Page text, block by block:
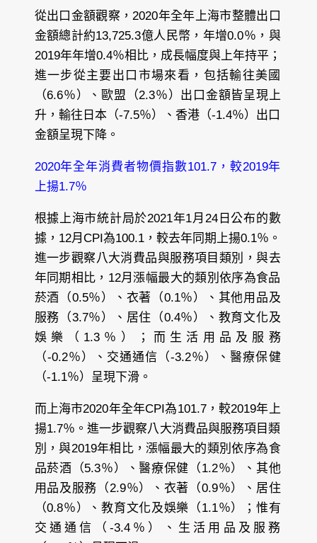
從出口金額觀察，2020年全年上海市整體出口
金額總計約13,725.3億人民幣，年增0.0％，與
2019年年增0.4％相比，成長幅度與上年持平；
進一步從主要出口市場來看，包括輸往美國
（6.6％）、歐盟（2.3％）出口金額皆呈現上
升，輸往日本（-7.5％）、香港（-1.4％）出口
金額呈現下降。
2020年全年消費者物價指數101.7，較2019年
上揚1.7％
根據上海市統計局於2021年1月24日公布的數
據，12月CPI為100.1，較去年同期上揚0.1％。
進一步觀察八大消費品與服務項目類別，與去
年同期相比，12月漲幅最大的類別依序為食品
菸酒（0.5％）、衣著（0.1％）、其他用品及
服務（3.7％）、居住（0.4％）、教育文化及
娛樂（1.3％）；而生活用品及服務
（-0.2％）、交通通信（-3.2％）、醫療保健
（-1.1％）呈現下滑。
而上海市2020年全年CPI為101.7，較2019年上
揚1.7％。進一步觀察八大消費品與服務項目類
別，與2019年相比，漲幅最大的類別依序為食
品菸酒（5.3％）、醫療保健（1.2％）、其他
用品及服務（2.9％）、衣著（0.9％）、居住
（0.8％）、教育文化及娛樂（1.1％）；惟有
交通通信（-3.4％）、生活用品及服務